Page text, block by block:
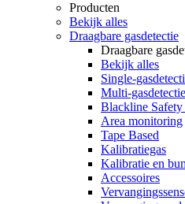
Producten
Bekijk alles
Draagbare gasdetectie
Draagbare
Bekijk alles
Single-
Multi-gasdetectie
Blackline Safety
Area monitoring
Tape Based
Kalibratiegas
Kalibratie en
Accessoires